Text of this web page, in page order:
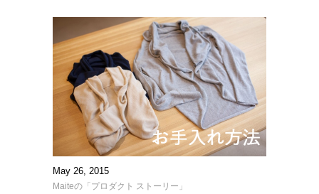
May 26, 2015
Maiteの「プロダクト ストーリー」